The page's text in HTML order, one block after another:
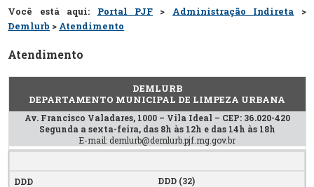
Você está aqui: Portal PJF > Administração Indireta >
Demlurb > Atendimento
Atendimento
DEMLURB
DEPARTAMENTO MUNICIPAL DE LIMPEZA URBANA
Av. Francisco Valadares, 1000 – Vila Ideal – CEP: 36.020-420
Segunda a sexta-feira, das 8h às 12h e das 14h às 18h
E-mail: demlurb@demlurb.pjf.mg.gov.br
DDD (32)